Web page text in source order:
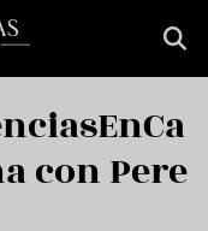
con Pere